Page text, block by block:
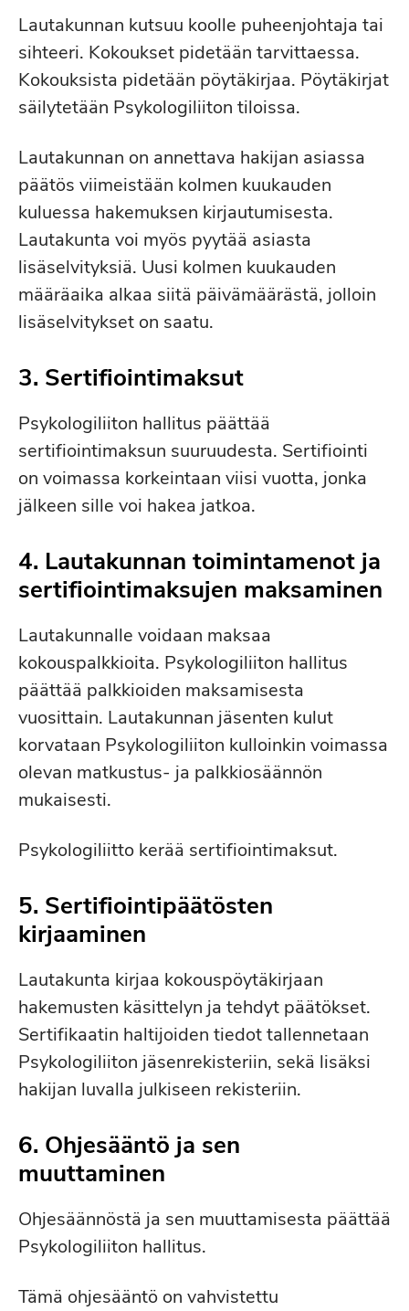
Lautakunnan kutsuu koolle puheenjohtaja tai
sihteeri. Kokoukset pidetään tarvittaessa.
Kokouksista pidetään pöytäkirjaa. Pöytäkirjat
säilytetään Psykologiliiton tiloissa.
Lautakunnan on annettava hakijan asiassa
päätös viimeistään kolmen kuukauden
kuluessa hakemuksen kirjautumisesta.
Lautakunta voi myös pyytää asiasta
lisäselvityksiä. Uusi kolmen kuukauden
määräaika alkaa siitä päivämäärästä, jolloin
lisäselvitykset on saatu.
3. Sertifiointimaksut
Psykologiliiton hallitus päättää
sertifiointimaksun suuruudesta. Sertifiointi
on voimassa korkeintaan viisi vuotta, jonka
jälkeen sille voi hakea jatkoa.
4. Lautakunnan toimintamenot ja
sertifiointimaksujen maksaminen
Lautakunnalle voidaan maksaa
kokouspalkkioita. Psykologiliiton hallitus
päättää palkkioiden maksamisesta
vuosittain. Lautakunnan jäsenten kulut
korvataan Psykologiliiton kulloinkin voimassa
olevan matkustus- ja palkkiosäännön
mukaisesti.
Psykologiliitto kerää sertifiointimaksut.
5. Sertifiointipäätösten
kirjaaminen
Lautakunta kirjaa kokouspöytäkirjaan
hakemusten käsittelyn ja tehdyt päätökset.
Sertifikaatin haltijoiden tiedot tallennetaan
Psykologiliiton jäsenrekisteriin, sekä lisäksi
hakijan luvalla julkiseen rekisteriin.
6. Ohjesääntö ja sen
muuttaminen
Ohjesäännöstä ja sen muuttamisesta päättää
Psykologiliiton hallitus.
Tämä ohjesääntö on vahvistettu